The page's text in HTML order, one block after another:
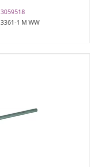
3059518
3361-1 M WW